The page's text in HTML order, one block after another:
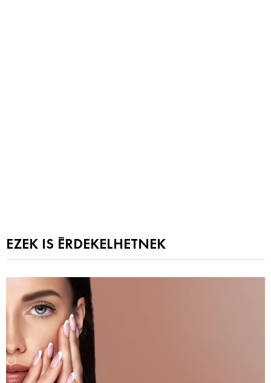
EZEK IS ÉRDEKELHETNEK